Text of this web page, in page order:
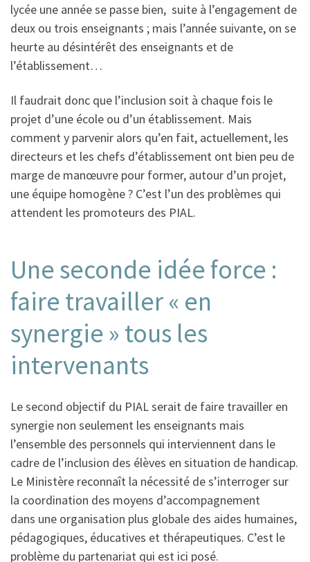
lycée une année se passe bien, suite à l’engagement de
deux ou trois enseignants ; mais l’année suivante, on se
heurte au désintérêt des enseignants et de
l’établissement…
Il faudrait donc que l’inclusion soit à chaque fois le
projet d’une école ou d’un établissement. Mais
comment y parvenir alors qu’en fait, actuellement, les
directeurs et les chefs d’établissement ont bien peu de
marge de manœuvre pour former, autour d’un projet,
une équipe homogène ? C’est l’un des problèmes qui
attendent les promoteurs des PIAL.
Une seconde idée force :
faire travailler « en
synergie » tous les
intervenants
Le second objectif du PIAL serait de faire travailler en
synergie non seulement les enseignants mais
l’ensemble des personnels qui interviennent dans le
cadre de l’inclusion des élèves en situation de handicap.
Le Ministère reconnaît la nécessité de s’interroger sur
la coordination des moyens d’accompagnement
dans une organisation plus globale des aides humaines,
pédagogiques, éducatives et thérapeutiques. C’est le
problème du partenariat qui est ici posé.